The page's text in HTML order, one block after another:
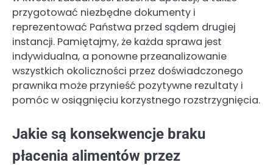
przygotować niezbędne dokumenty i
reprezentować Państwa przed sądem drugiej
instancji. Pamiętajmy, że każda sprawa jest
indywidualna, a ponowne przeanalizowanie
wszystkich okoliczności przez doświadczonego
prawnika może przynieść pozytywne rezultaty i
pomóc w osiągnięciu korzystnego rozstrzygnięcia.
Jakie są konsekwencje braku
płacenia alimentów przez